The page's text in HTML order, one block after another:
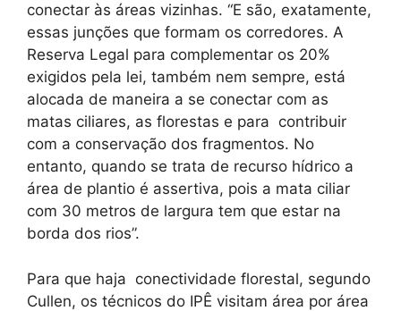
conectar às áreas vizinhas. “E são, exatamente,
essas junções que formam os corredores. A
Reserva Legal para complementar os 20%
exigidos pela lei, também nem sempre, está
alocada de maneira a se conectar com as
matas ciliares, as florestas e para contribuir
com a conservação dos fragmentos. No
entanto, quando se trata de recurso hídrico a
área de plantio é assertiva, pois a mata ciliar
com 30 metros de largura tem que estar na
borda dos rios”.
Para que haja conectividade florestal, segundo
Cullen, os técnicos do IPÊ visitam área por área